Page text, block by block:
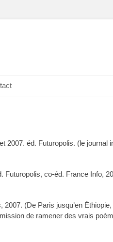
2007. éd. Futuropolis. (le journal
Futuropolis, co-éd. France Info,
(De Paris jusqu’en
de ramener des vrais